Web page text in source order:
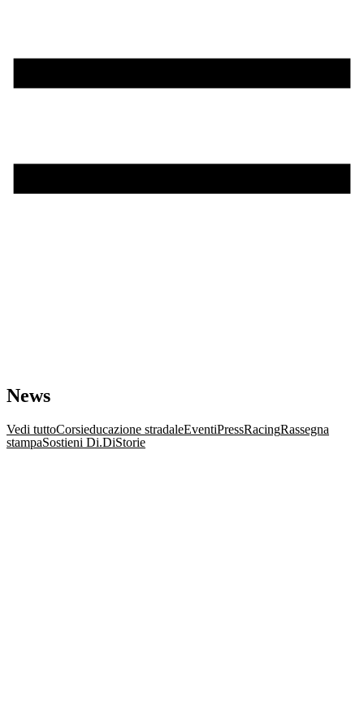
News
Vedi tuttoCorsieducazione stradaleEventiPressRacingRassegna
stampaSostieni Di.DiStorie